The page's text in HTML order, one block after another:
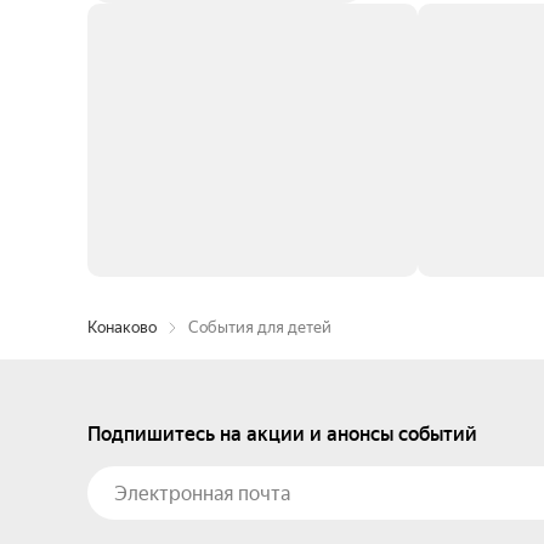
Конаково События для детей
Подпишитесь на акции и анонсы событий